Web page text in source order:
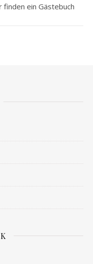
ein Gästebuch